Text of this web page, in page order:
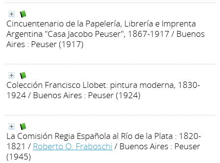
Cincuentenario de la Papelería, Librería e Imprenta
Argentina "Casa Jacobo Peuser", 1867-1917 / Buenos
Aires : Peuser (1917)
Colección Francisco Llobet: pintura moderna, 1830-
1924/ Buenos Aires : Peuser (1924)
La Comisión Regia Española al Río de la Plata : 1820-
1821 / Roberto O. Fraboschi / Buenos Aires : Peuser
(1945)